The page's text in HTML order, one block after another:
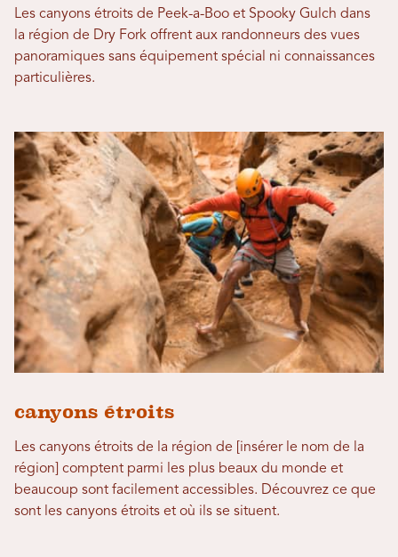
Les canyons étroits de Peek-a-Boo et Spooky Gulch dans
la région de Dry Fork offrent aux randonneurs des vues
panoramiques sans équipement spécial ni connaissances
particulières.
canyons étroits
Les canyons étroits de la région de [insérer le nom de la
région] comptent parmi les plus beaux du monde et
beaucoup sont facilement accessibles. Découvrez ce que
sont les canyons étroits et où ils se situent.